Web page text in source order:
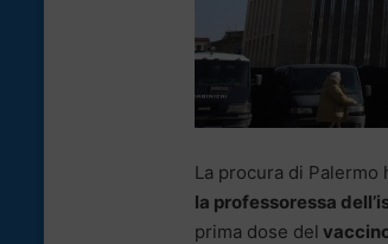
La procura di Palermo
la professoressa
prima dose del